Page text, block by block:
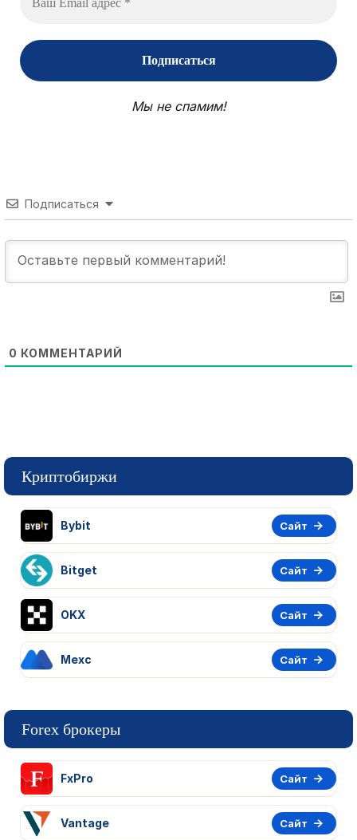
Мы не спамим!
Подписаться
0 КОММЕНТАРИЙ
Криптобиржи
Bybit Сайт
Bitget Сайт
OKX Сайт
Mexc Сайт
Forex брокеры
FxPro Сайт
Vantage Сайт